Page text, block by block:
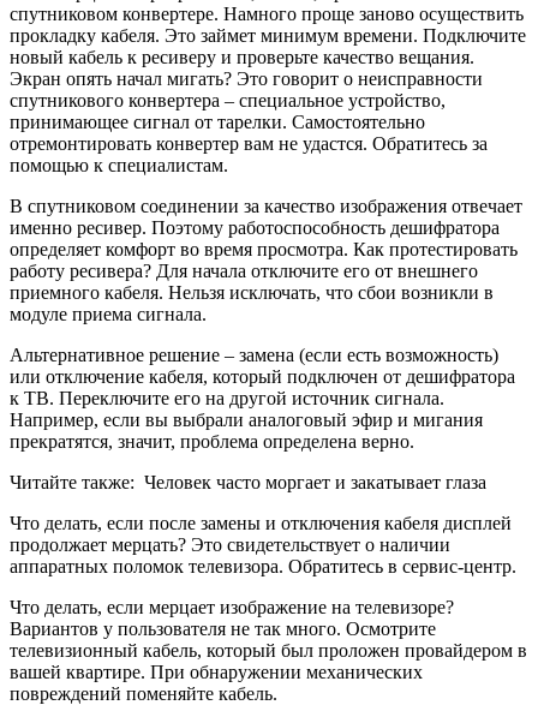
спутниковом конвертере. Намного проще заново осуществить
прокладку кабеля. Это займет минимум времени. Подключите
новый кабель к ресиверу и проверьте качество вещания.
Экран опять начал мигать? Это говорит о неисправности
спутникового конвертера – специальное устройство,
принимающее сигнал от тарелки. Самостоятельно
отремонтировать конвертер вам не удастся. Обратитесь за
помощью к специалистам.
В спутниковом соединении за качество изображения отвечает
именно ресивер. Поэтому работоспособность дешифратора
определяет комфорт во время просмотра. Как протестировать
работу ресивера? Для начала отключите его от внешнего
приемного кабеля. Нельзя исключать, что сбои возникли в
модуле приема сигнала.
Альтернативное решение – замена (если есть возможность)
или отключение кабеля, который подключен от дешифратора
к ТВ. Переключите его на другой источник сигнала.
Например, если вы выбрали аналоговый эфир и мигания
прекратятся, значит, проблема определена верно.
Читайте также: Человек часто моргает и закатывает глаза
Что делать, если после замены и отключения кабеля дисплей
продолжает мерцать? Это свидетельствует о наличии
аппаратных поломок телевизора. Обратитесь в сервис-центр.
Что делать, если мерцает изображение на телевизоре?
Вариантов у пользователя не так много. Осмотрите
телевизионный кабель, который был проложен провайдером в
вашей квартире. При обнаружении механических
повреждений поменяйте кабель.